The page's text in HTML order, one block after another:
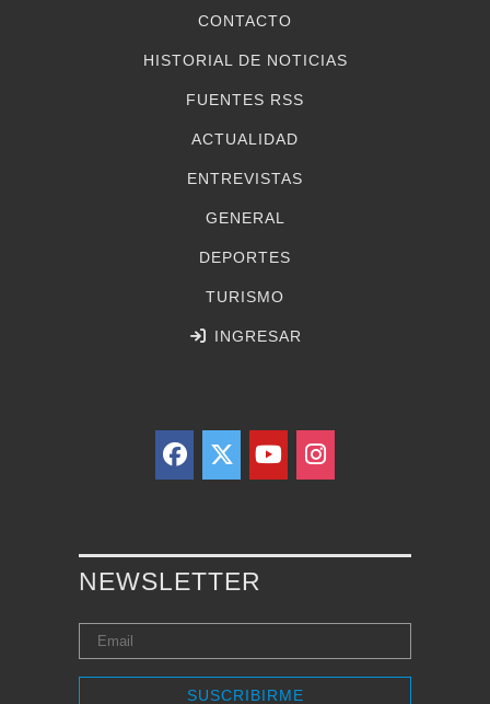
CONTACTO
HISTORIAL DE NOTICIAS
FUENTES RSS
ACTUALIDAD
ENTREVISTAS
GENERAL
DEPORTES
TURISMO
INGRESAR
NEWSLETTER
SUSCRIBIRME